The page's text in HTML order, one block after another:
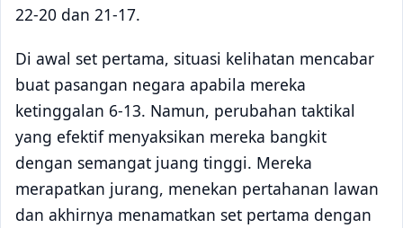
22-20 dan 21-17.
Di awal set pertama, situasi kelihatan mencabar
buat pasangan negara apabila mereka
ketinggalan 6-13. Namun, perubahan taktikal
yang efektif menyaksikan mereka bangkit
dengan semangat juang tinggi. Mereka
merapatkan jurang, menekan pertahanan lawan
dan akhirnya menamatkan set pertama dengan